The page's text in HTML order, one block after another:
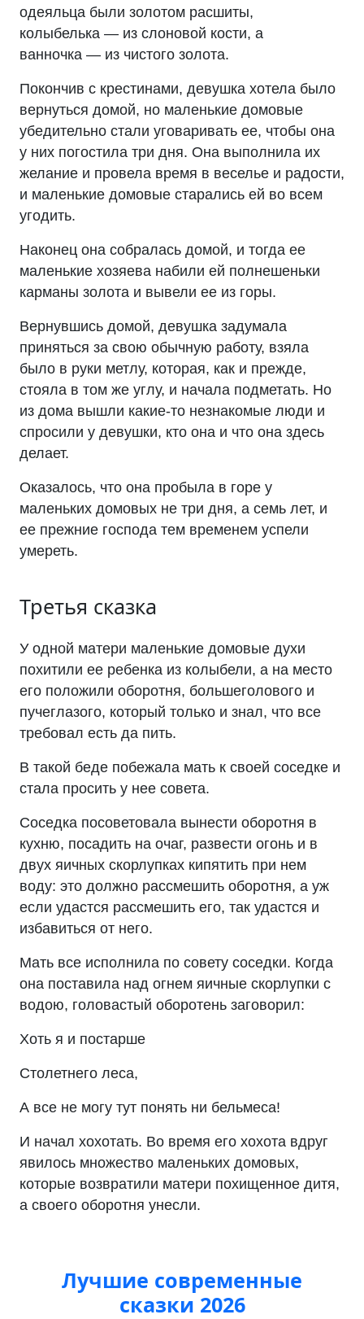
одеяльца были золотом расшиты,
колыбелька — из слоновой кости, а
ванночка — из чистого золота.
Покончив с крестинами, девушка хотела было
вернуться домой, но маленькие домовые
убедительно стали уговаривать ее, чтобы она
у них погостила три дня. Она выполнила их
желание и провела время в веселье и радости,
и маленькие домовые старались ей во всем
угодить.
Наконец она собралась домой, и тогда ее
маленькие хозяева набили ей полнешеньки
карманы золота и вывели ее из горы.
Вернувшись домой, девушка задумала
приняться за свою обычную работу, взяла
было в руки метлу, которая, как и прежде,
стояла в том же углу, и начала подметать. Но
из дома вышли какие-то незнакомые люди и
спросили у девушки, кто она и что она здесь
делает.
Оказалось, что она пробыла в горе у
маленьких домовых не три дня, а семь лет, и
ее прежние господа тем временем успели
умереть.
Третья сказка
У одной матери маленькие домовые духи
похитили ее ребенка из колыбели, а на место
его положили оборотня, большеголового и
пучеглазого, который только и знал, что все
требовал есть да пить.
В такой беде побежала мать к своей соседке и
стала просить у нее совета.
Соседка посоветовала вынести оборотня в
кухню, посадить на очаг, развести огонь и в
двух яичных скорлупках кипятить при нем
воду: это должно рассмешить оборотня, а уж
если удастся рассмешить его, так удастся и
избавиться от него.
Мать все исполнила по совету соседки. Когда
она поставила над огнем яичные скорлупки с
водою, головастый оборотень заговорил:
Хоть я и постарше
Столетнего леса,
А все не могу тут понять ни бельмеса!
И начал хохотать. Во время его хохота вдруг
явилось множество маленьких домовых,
которые возвратили матери похищенное дитя,
а своего оборотня унесли.
Лучшие современные
сказки 2026